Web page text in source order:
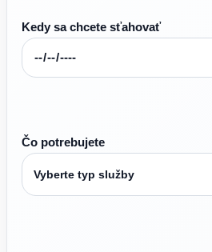
Kedy sa chcete sťahovať
Čo potrebujete